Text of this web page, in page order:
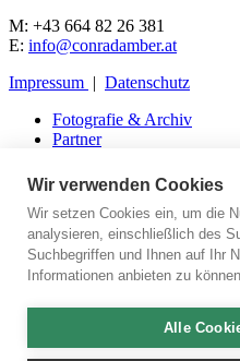
M: +43 664 82 26 381
E: info@conradamber.at
Impressum | Datenschutz
Fotografie & Archiv
Partner
Kontakt
Aktuelles
Über mich
Wir verwenden Cookies
Wir setzen Cookies ein, um die
analysieren, einschließlich des
Suchbegriffen und Ihnen auf Ihr
Informationen anbieten zu
Alle